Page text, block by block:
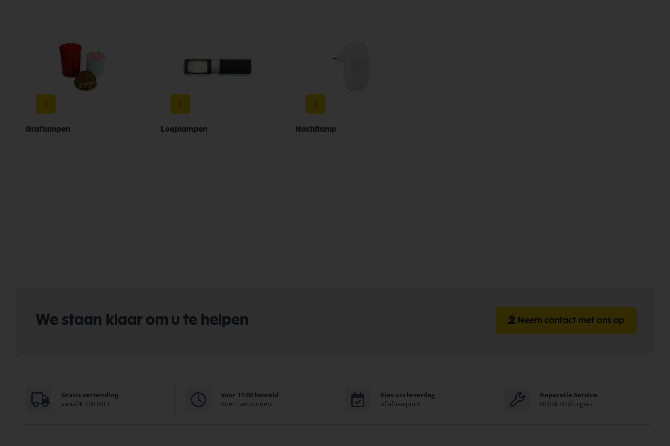
Graflampen Loeplampen Nachtlamp
We staan klaar om u te helpen Neem contact met ons op
Gratis verzending
vanaf € 100 (NL)
Voor 17:00 besteld
direct verzonden
Kies uw leverdag
of afhaalpunt
Reparatie Service
Nilfisk stofzuigers